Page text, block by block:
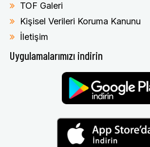
TOF Galeri
Kişisel Verileri Koruma Kanunu
İletişim
Uygulamalarımızı indirin